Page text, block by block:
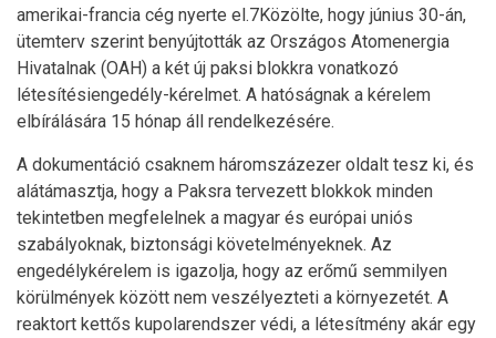
amerikai-francia cég nyerte el.7Közölte, hogy június 30-án,
ütemterv szerint benyújtották az Országos Atomenergia
Hivatalnak (OAH) a két új paksi blokkra vonatkozó
létesítésiengedély-kérelmet. A hatóságnak a kérelem
elbírálására 15 hónap áll rendelkezésére.
A dokumentáció csaknem háromszázezer oldalt tesz ki, és
alátámasztja, hogy a Paksra tervezett blokkok minden
tekintetben megfelelnek a magyar és európai uniós
szabályoknak, biztonsági követelményeknek. Az
engedélykérelem is igazolja, hogy az erőmű semmilyen
körülmények között nem veszélyezteti a környezetét. A
reaktort kettős kupolarendszer védi, a létesítmény akár egy